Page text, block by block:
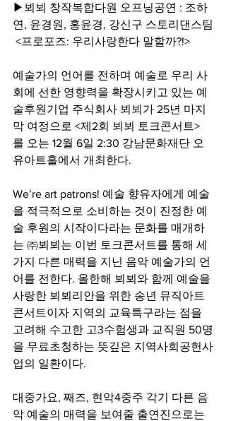
▶뵈뵈 창작복합다원 오프닝공연 : 조하
연, 윤경원, 홍윤경, 강신구 스토리댄스팀
<프로포즈: 우리사랑한다 말할까?!>
예술가의 언어를 전하며 예술로 우리 사
회에 선한 영향력을 확장시키고 있는 예
술후원기업 주식회사 뵈뵈가 25년 마지
막 여정으로 <제2회 뵈뵈 토크콘서트>
를 오는 12월 6일 2:30 강남문화재단 오
유아트홀에서 개최한다.
We’re art patrons! 예술 향유자에게 예술
을 적극적으로 소비하는 것이 진정한 예
술 후원의 시작이다라는 문화를 매개하
는 ㈜뵈뵈는 이번 토크콘서트를 통해 세
가지 다른 매력을 지닌 음악 예술가의 언
어를 전한다. 올한해 뵈뵈와 함께 예술을
사랑한 뵈뵈리안을 위한 송년 뮤직아트
콘서트이자 지역의 교육특구라는 점을
고려해 수고한 고3수험생과 교직원 50명
을 무료초청하는 뜻깊은 지역사회공헌사
업의 일환이다.
대중가요, 째즈, 현악4중주 각기 다른 음
악 예술의 매력을 보여줄 출연진으로는